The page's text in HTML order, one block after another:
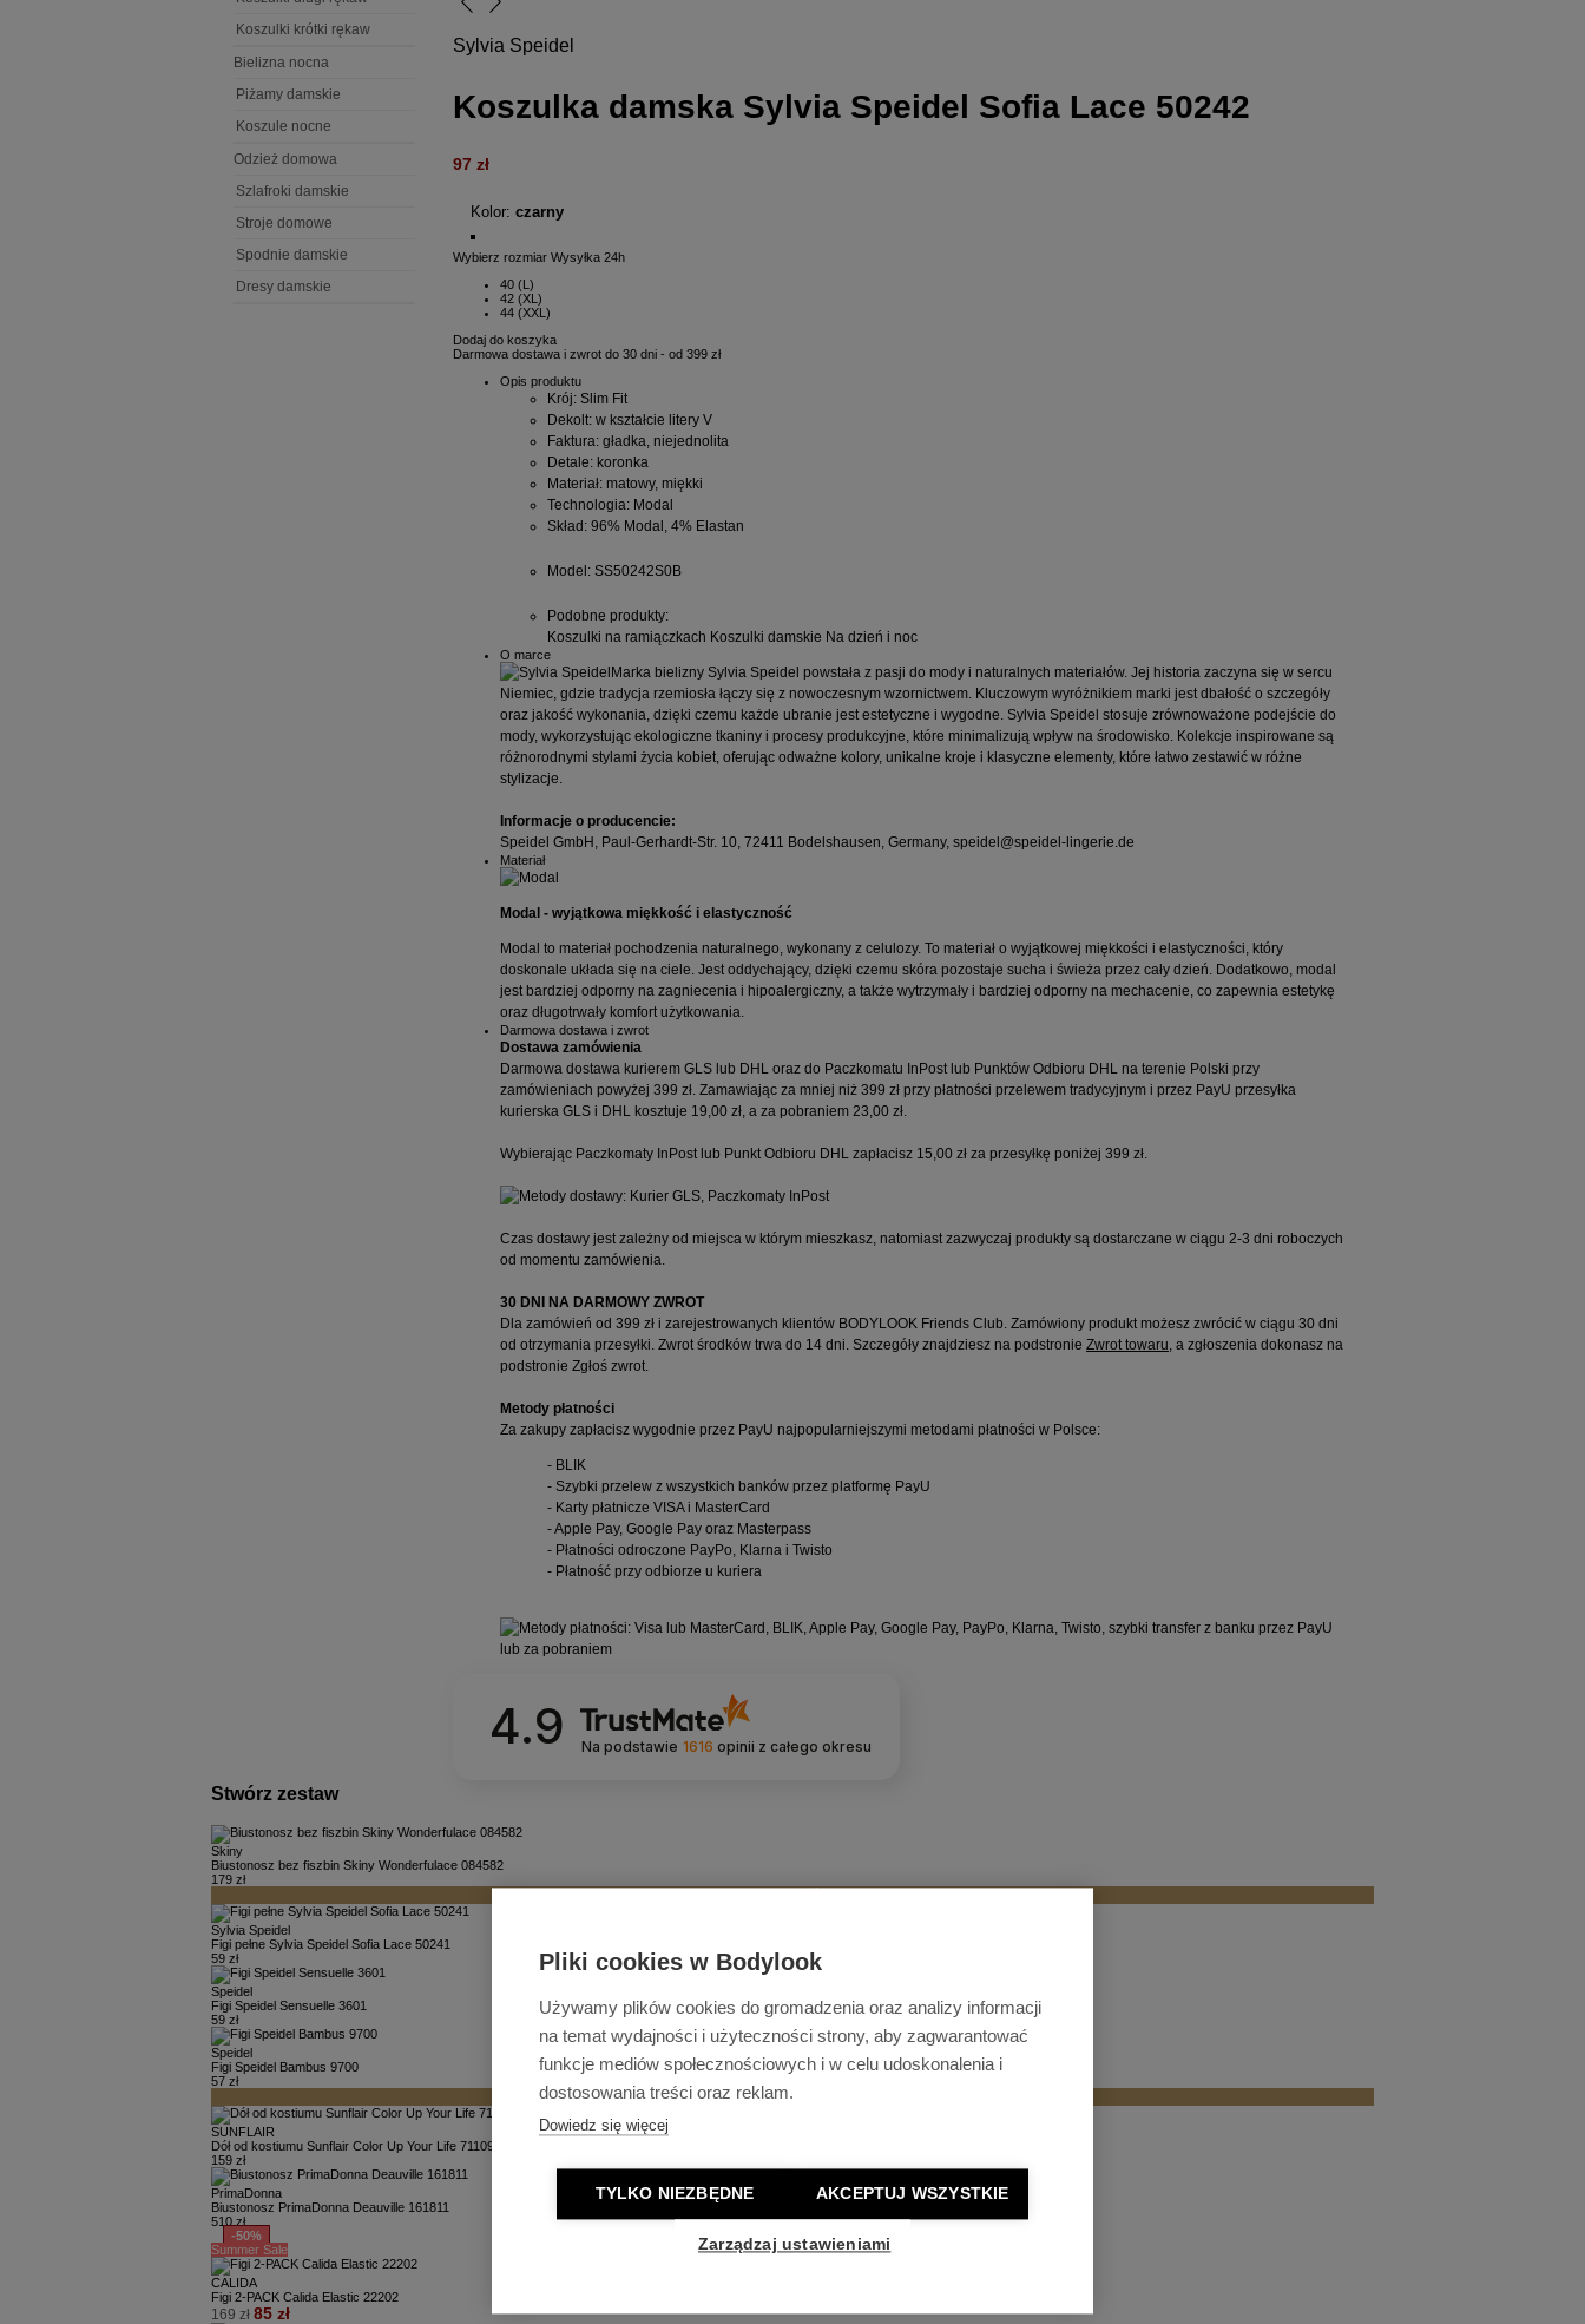
Pliki cookies w Bodylook
Używamy plików cookies do gromadzenia oraz analizy informacji
na temat wydajności i użyteczności strony, aby zagwarantować
funkcje mediów społecznościowych i w celu udoskonalenia i
dostosowania treści oraz reklam.
Dowiedz się więcej
TYLKO NIEZBĘDNE AKCEPTUJ WSZYSTKIE
Zarządzaj ustawieniami
Koszulki krótki rękaw
Bielizna nocna
Piżamy damskie
Koszule nocne
Odzież domowa
Szlafroki damskie
Stroje domowe
Spodnie damskie
Dresy damskie
Sylvia Speidel
Koszulka damska Sylvia Speidel Sofia Lace 50242
97 zł
Kolor: czarny
Wybierz rozmiar Wysyłka 24h
40 (L)
42 (XL)
44 (XXL)
Dodaj do koszyka
Darmowa dostawa i zwrot do 30 dni - od 399 zł
Opis produktu
Krój: Slim Fit
Dekolt: w kształcie litery V
Faktura: gładka, niejednolita
Detale: koronka
Materiał: matowy, miękki
Technologia: Modal
Skład: 96% Modal, 4% Elastan
Model: SS50242S0B
Podobne produkty:
Koszulki na ramiączkach Koszulki damskie Na dzień i noc
O marce
Marka bielizny Sylvia Speidel powstała z pasji do mody i naturalnych materiałów. Jej historia zaczyna się w sercu
Niemiec, gdzie tradycja rzemiosła łączy się z nowoczesnym wzornictwem. Kluczowym wyróżnikiem marki jest dbałość o szczegóły
oraz jakość wykonania, dzięki czemu każde ubranie jest estetyczne i wygodne. Sylvia Speidel stosuje zrównoważone podejście do
mody, wykorzystując ekologiczne tkaniny i procesy produkcyjne, które minimalizują wpływ na środowisko. Kolekcje inspirowane są
różnorodnymi stylami życia kobiet, oferując odważne kolory, unikalne kroje i klasyczne elementy, które łatwo zestawić w różne
stylizacje.
Informacje o producencie:
Speidel GmbH, Paul-Gerhardt-Str. 10, 72411 Bodelshausen, Germany, speidel@speidel-lingerie.de
Materiał
Modal - wyjątkowa miękkość i elastyczność
Modal to materiał pochodzenia naturalnego, wykonany z celulozy. To materiał o wyjątkowej miękkości i elastyczności, który
doskonale układa się na ciele. Jest oddychający, dzięki czemu skóra pozostaje sucha i świeża przez cały dzień. Dodatkowo, modal
jest bardziej odporny na zagniecenia i hipoalergiczny, a także wytrzymały i bardziej odporny na mechacenie, co zapewnia estetykę
oraz długotrwały komfort użytkowania.
Darmowa dostawa i zwrot
Dostawa zamówienia
Darmowa dostawa kurierem GLS lub DHL oraz do Paczkomatu InPost lub Punktów Odbioru DHL na terenie Polski przy
zamówieniach powyżej 399 zł. Zamawiając za mniej niż 399 zł przy płatności przelewem tradycyjnym i przez PayU przesyłka
kurierska GLS i DHL kosztuje 19,00 zł, a za pobraniem 23,00 zł.
Wybierając Paczkomaty InPost lub Punkt Odbioru DHL zapłacisz 15,00 zł za przesyłkę poniżej 399 zł.
Czas dostawy jest zależny od miejsca w którym mieszkasz, natomiast zazwyczaj produkty są dostarczane w ciągu 2-3 dni roboczych
od momentu zamówienia.
30 DNI NA DARMOWY ZWROT
Dla zamówień od 399 zł i zarejestrowanych klientów BODYLOOK Friends Club. Zamówiony produkt możesz zwrócić w ciągu 30 dni
od otrzymania przesyłki. Zwrot środków trwa do 14 dni. Szczegóły znajdziesz na podstronie Zwrot towaru , a zgłoszenia dokonasz na
podstronie Zgłoś zwrot
Metody płatności
Za zakupy zapłacisz wygodnie przez PayU najpopularniejszymi metodami płatności w Polsce:
- BLIK
- Szybki przelew z wszystkich banków przez platformę PayU
- Karty płatnicze VISA i MasterCard
- Apple Pay, Google Pay oraz Masterpass
- Płatności odroczone PayPo, Klarna i Twisto
- Płatność przy odbiorze u kuriera
4.9 Na podstawie 1616 opinii z całego okresu
Stwórz zestaw
Skiny
Biustonosz bez fiszbin Skiny Wonderfulace 084582
179 zł
Sylvia Speidel
Figi pełne Sylvia Speidel Sofia Lace 50241
59 zł
Speidel
Figi Speidel Sensuelle 3601
59 zł
Speidel
Figi Speidel Bambus 9700
57 zł
NOWOŚĆ
SUNFLAIR
Dół od kostiumu Sunflair Color Up Your Life 71109
159 zł
PrimaDonna
Biustonosz PrimaDonna Deauville 161811
510 zł
-50%
Summer Sale
CALIDA
Figi 2-PACK Calida Elastic 22202
169 zł 85 zł